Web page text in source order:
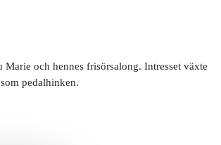
och hennes frisörsalong. Intresset växte
pedalhinken.